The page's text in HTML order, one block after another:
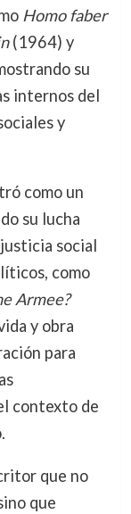
Homo faber
(1964) y
su
internos del
y
como un
su lucha
social
como
Armee?
y obra
para
contexto de
que no
que